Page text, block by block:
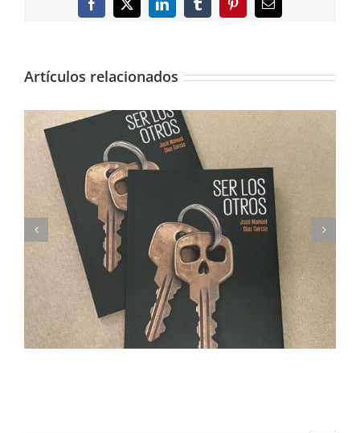
Facebook
X LinkedInTumblrPinterestCorreo
Artículos relacionados
Imprimimos Proscripti, la nueva novela de Ian S.
Martin